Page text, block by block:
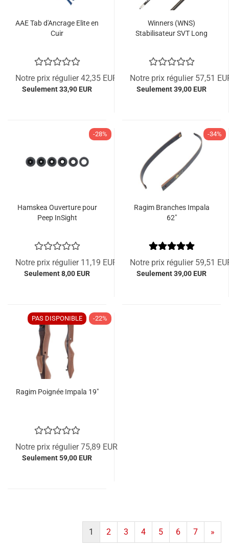
AAE Tab d'Ancrage Elite en
Cuir
Notre prix régulier 42,35 EUR
Seulement 33,90 EUR
Winners (WNS)
Stabilisateur SVT Long
Notre prix régulier 57,51
Seulement 39,00 EUR
-28%
Hamskea Ouverture pour
Peep InSight
Notre prix régulier 11,19 EUR
Seulement 8,00 EUR
-34%
Ragim Branches Impala
62"
Notre prix régulier 59,51
Seulement 39,00 EUR
PAS DISPONIBLE -22%
Ragim Poignée Impala 19"
Notre prix régulier 75,89 EUR
Seulement 59,00 EUR
1 2 3 4 5 6 7 »